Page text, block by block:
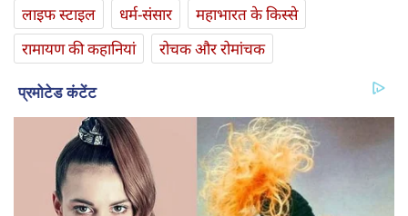
लाइफ स्‍टाइल
धर्म-संसार
महाभारत के किस्से
रामायण की कहानियां
रोचक और रोमांचक